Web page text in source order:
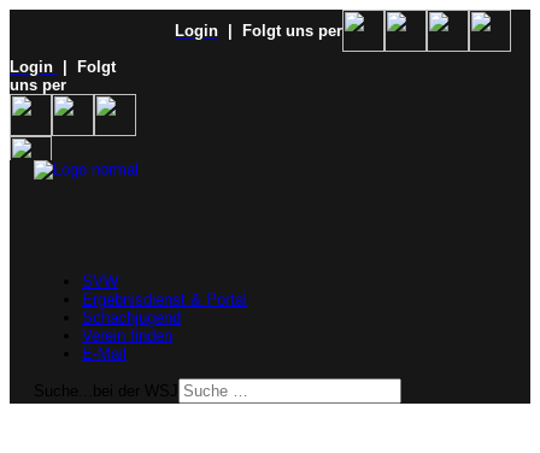
Login
| Folgt uns per
Login
| Folgt
uns per
SVW
Ergebnisdienst & Portal
Schachjugend
Verein finden
E-Mail